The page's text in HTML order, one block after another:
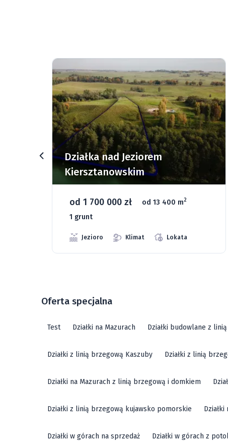
Działka nad Jeziorem
Kiersztanowskim
od 1 700 000 zł od 13 400 m2
1 grunt
Jezioro Klimat Lokata
Oferta specjalna
Test Działki na Mazurach Działki budowlane z
Działki z linią brzegową Kaszuby Działki z linią
Działki na Mazurach z linią brzegową i domkiem
Działki z linią brzegową kujawsko pomorskie
Działki w górach na sprzedaż Działki w górach z